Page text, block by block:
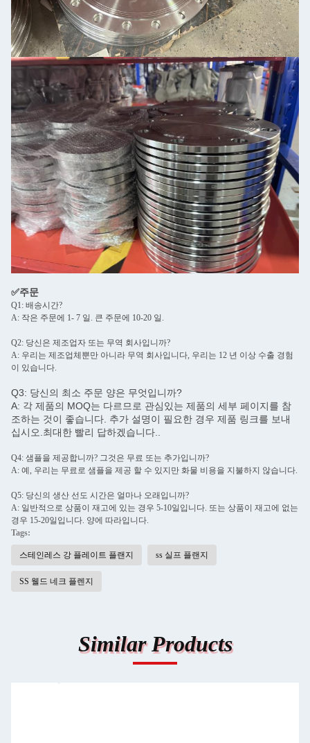
✅주문
Q1: 배송시간?
A: 작은 주문에 1- 7 일. 큰 주문에 10-20 일.
Q2: 당신은 제조업자 또는 무역 회사입니까?
A: 우리는 제조업체뿐만 아니라 무역 회사입니다, 우리는 12 년 이상 수출 경험
이 있습니다.
Q3: 당신의 최소 주문 양은 무엇입니까?
A: 각 제품의 MOQ는 다르므로 관심있는 제품의 세부 페이지를 참
조하는 것이 좋습니다. 추가 설명이 필요한 경우 제품 링크를 보내
십시오.최대한 빨리 답하겠습니다..
Q4: 샘플을 제공합니까? 그것은 무료 또는 추가입니까?
A: 예, 우리는 무료로 샘플을 제공 할 수 있지만 화물 비용을 지불하지 않습니다.
Q5: 당신의 생산 선도 시간은 얼마나 오래입니까?
A: 일반적으로 상품이 재고에 있는 경우 5-10일입니다. 또는 상품이 재고에 없는
경우 15-20일입니다. 양에 따라입니다.
Tags:
스테인레스 강 플레이트 플랜지 ss 실프 플랜지
SS 웰드 네크 플렌지
Similar Products